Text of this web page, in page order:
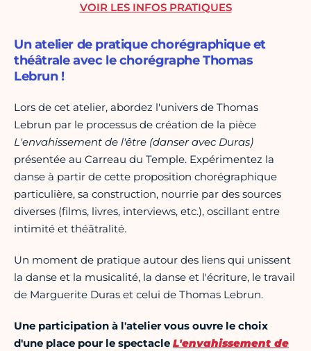
Un atelier de pratique chorégraphique et
théâtrale avec le chorégraphe Thomas
Lebrun !
Lors de cet atelier, abordez l'univers de Thomas
Lebrun par le processus de création de la pièce
L'envahissement de l'être (danser avec Duras)
présentée au Carreau du Temple. Expérimentez la
danse à partir de cette proposition chorégraphique
particulière, sa construction, nourrie par des sources
diverses (films, livres, interviews, etc.), oscillant entre
intimité et théâtralité.
Un moment de pratique autour des liens qui unissent
la danse et la musicalité, la danse et l'écriture, le travail
de Marguerite Duras et celui de Thomas Lebrun.
Une participation à l'atelier vous ouvre le choix
d'une place pour le spectacle L'envahissement de
VOIR LES INFOS PRATIQUES